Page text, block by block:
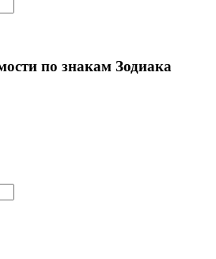
по знакам Зодиака